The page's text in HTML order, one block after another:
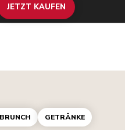
JETZT KAUFEN
GETRÄNKE